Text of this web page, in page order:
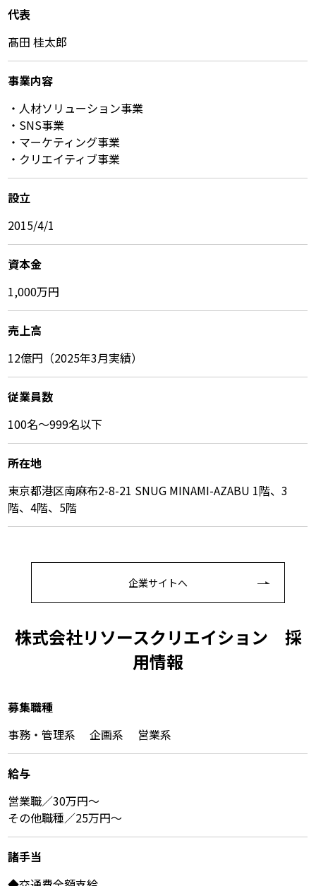
代表
髙田 桂太郎
事業内容
・人材ソリューション事業
・SNS事業
・マーケティング事業
・クリエイティブ事業
設立
2015/4/1
資本金
1,000万円
売上高
12億円（2025年3月実績）
従業員数
100名〜999名以下
所在地
東京都港区南麻布2-8-21 SNUG MINAMI-AZABU 1階、3
階、4階、5階
企業サイトへ
株式会社リソースクリエイション 採
⽤情報
募集職種
事務・管理系 企画系 営業系
給与
営業職／30万円～
その他職種／25万円～
諸⼿当